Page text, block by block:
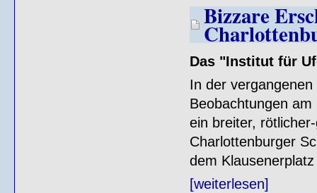
Bizzare
Das "Institut für
In der
Beobachtungen
ein breiter,
Charlottenburger
dem
[weiterlesen]